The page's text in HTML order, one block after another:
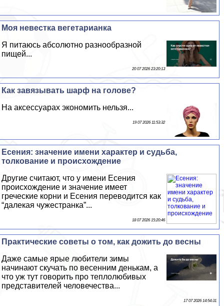
Моя невестка вегетарианка
Я питаюсь абсолютно разнообразной
пищей...
20 07 2026 23:20:13
Как завязывать шарф на голове?
На аксессуарах экономить нельзя...
19 07 2026 11:53:32
Есения: значение имени хаpaктер и судьба,
толкование и происхождение
Другие считают, что у имени Есения
происхождение и значение имеет
греческие корни и Есения переводится как
“далекая чужестранка”...
18 07 2026 15:20:46
Пpaктические советы о том, как дожить до весны
Даже самые ярые любители зимы
начинают скучать по весенним денькам, а
что уж тут говорить про теплолюбивых
представителей человечества...
17 07 2026 14:54:31